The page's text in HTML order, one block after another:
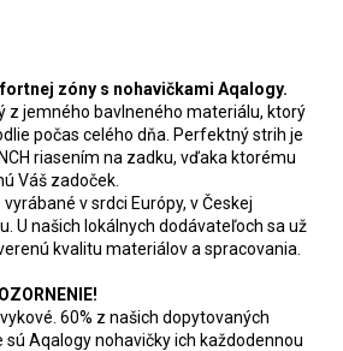
zóny s nohavičkami Aqalogy.
z jemného bavlneného materiálu, ktorý
počas celého dňa. Perfektný strih je
riasením na zadku, vďaka ktorému
Váš zadoček.
v srdci Európy, v Českej
U našich lokálnych dodávateľoch sa už
kvalitu materiálov a spracovania.
60% z našich dopytovaných
Aqalogy nohavičky ich každodennou